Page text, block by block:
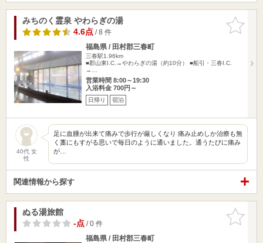
お気に入
りに追加
みちのく霊泉 やわらぎの湯
4.6点/ 8 件
福島県 / 田村郡三春町
三春駅1.96km
■郡山東I.C.→やわらぎの湯（約10分） ■船引・三春I.C.
→…
営業時間 8:00～19:30
入浴料金 700円～
日帰り 宿泊
40代 女
性
足に血腫が出来て痛みで歩行が厳しくなり 痛み止めしか治療も無
く藁にもすがる思いで毎日のように通いました。通うたびに痛み
が…
関連情報から探す
お気に入
りに追加
ぬる湯旅館
-点/ 0 件
福島県 / 田村郡三春町